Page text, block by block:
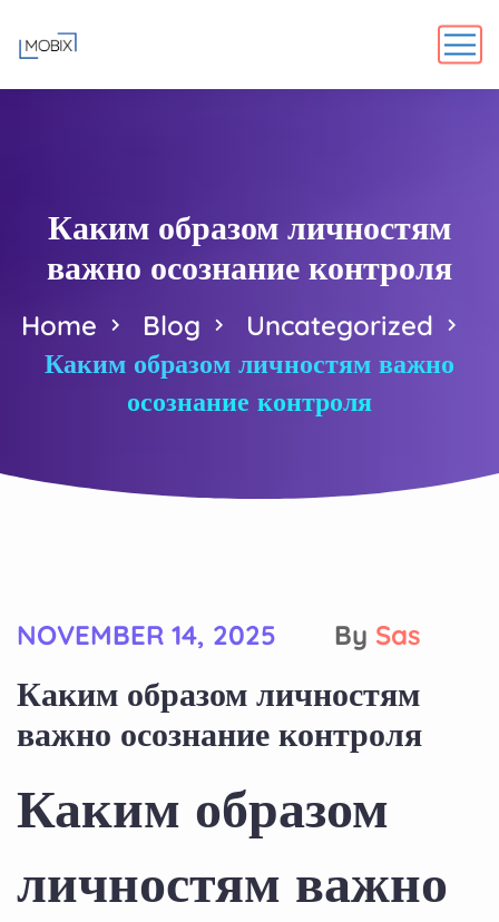
Каким образом личностям
важно осознание контроля
Home Blog
Uncategorized
Каким образом личностям важно
осознание контроля
NOVEMBER 14, 2025 By Sas
Каким образом личностям
важно осознание контроля
Каким образом
личностям важно